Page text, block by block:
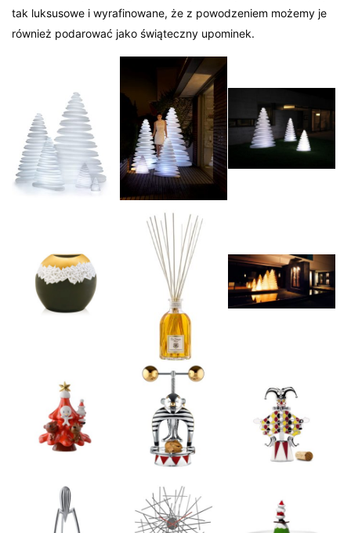
tak luksusowe i wyrafinowane, że z powodzeniem możemy je
również podarować jako świąteczny upominek.